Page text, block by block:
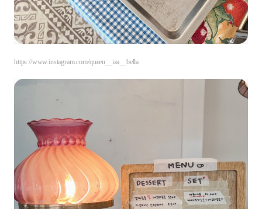
https://www.instagram.com/queen__iza__bella